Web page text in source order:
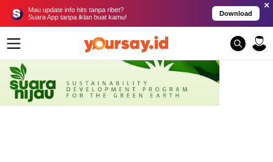
Mau update info hits tanpa ribet?
Suara App tanpa iklan buat kamu!
Download
×